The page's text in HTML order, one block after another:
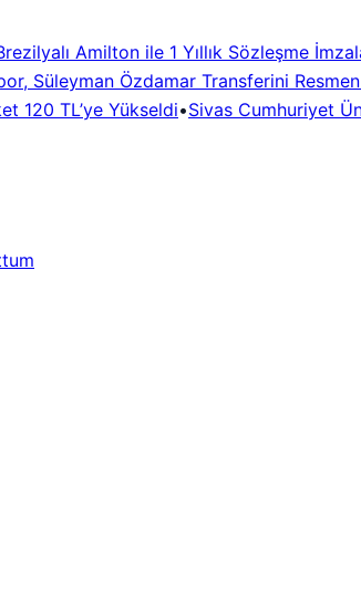
Amilton ile 1 Yıllık Sözleşme
Süleyman Özdamar Transferini
120 TL’ye Yükseldi•Sivas Cumhuriyet